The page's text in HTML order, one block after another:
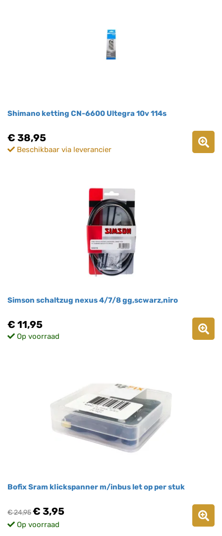
Shimano ketting CN-6600 Ultegra 10v 114s
€ 38,95
Beschikbaar via leverancier
Simson schaltzug nexus 4/7/8 gg,scwarz,niro
€ 11,95
Op voorraad
Bofix Sram klickspanner m/inbus let op per stuk
€ 24,95€ 3,95
Op voorraad